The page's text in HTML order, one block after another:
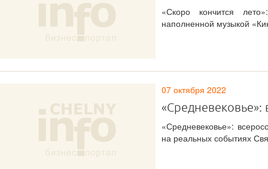
«Скоро кончится
наполненной музыкой
07 октября 2022
«Средневековье»:
«Средневековье»:
на реальных событиях